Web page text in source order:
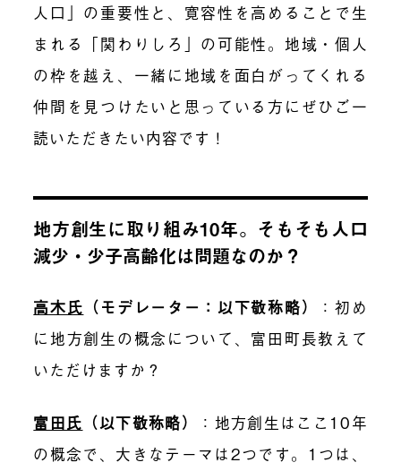
人口」の重要性と、寛容性を高めることで生
まれる「関わりしろ」の可能性。地域・個人
の枠を越え、一緒に地域を面白がってくれる
仲間を見つけたいと思っている方にぜひご一
読いただきたい内容です！
地方創生に取り組み10年。そもそも人口
減少・少子高齢化は問題なのか？
高木氏 （モデレーター：以下敬称略）
：初め
に地方創生の概念について、富田町長教えて
いただけますか？
富田氏 （以下敬称略）
：地方創生はここ10年
の概念で、大きなテーマは2つです。1つは、